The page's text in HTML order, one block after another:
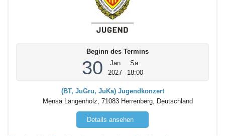
Beginn des Termins
30
Jan
2027
Sa.
18:00
(BT, JuGru, JuKa) Jugendkonzert
Mensa Längenholz, 71083 Herrenberg, Deutschland
Details ansehen